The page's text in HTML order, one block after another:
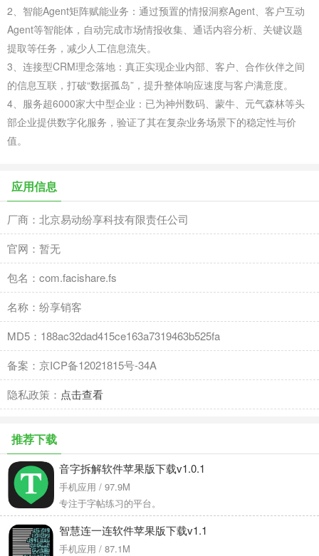
2、智能Agent矩阵赋能业务‌：通过预置的‌情报洞察Agent‌、‌客户互动
Agent‌等智能体，自动完成市场情报收集、通话内容分析、关键议题
提取等任务，减少人工信息流失。
3、连接型CRM理念落地‌：真正实现企业内部、客户、合作伙伴之间
的信息互联，打破“数据孤岛”，提升整体响应速度与客户满意度。
4、服务超6000家大中型企业‌：已为‌神州数码‌、‌蒙牛‌、‌元气森林‌等头
部企业提供数字化服务，验证了其在复杂业务场景下的稳定性与价
值。
应用信息
厂商：北京易动纷享科技有限责任公司
官网：暂无
包名：com.facishare.fs
名称：纷享销客
MD5：188ac32dad415ce163a7319463b525fa
备案：京ICP备12021815号-34A
隐私政策： 点击查看
推荐下载
音字拆解软件苹果版下载v1.0.1
手机应用 / 97.9M
专注于字帖练习的平台。
智慧连一连软件苹果版下载v1.1
手机应用 / 87.1M